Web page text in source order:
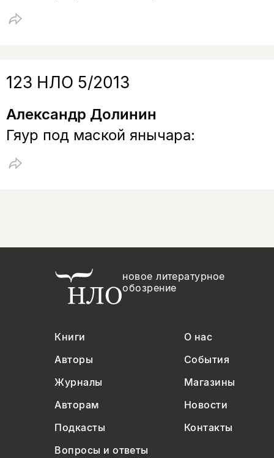
123 НЛО 5/2013
Александр Долинин
Гяур под маской янычара:
новое литературное
обозрение
Книги
О нас
Авторы
События
Журналы
Магазины
Авторам
Новости
Подкасты
Контакты
Вопросы и ответы